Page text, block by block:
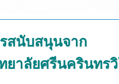
สนับสนุนจาก
าลัยศรีนครินทร